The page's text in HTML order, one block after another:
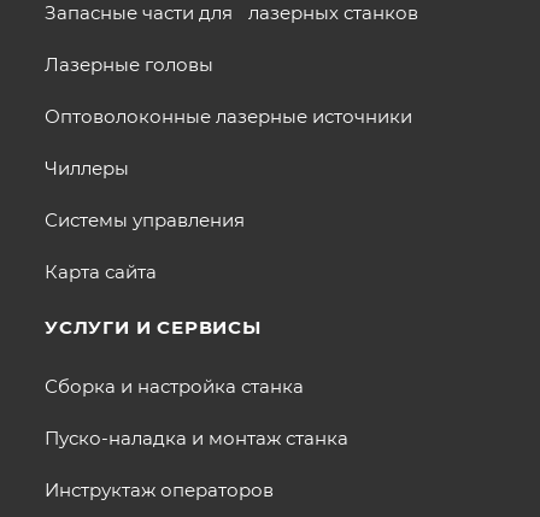
Запасные части для лазерных станков
Лазерные головы
Оптоволоконные лазерные источники
Чиллеры
Системы управления
Карта сайта
УСЛУГИ И СЕРВИСЫ
Сборка и настройка станка
Пуско-наладка и монтаж станка
Инструктаж операторов